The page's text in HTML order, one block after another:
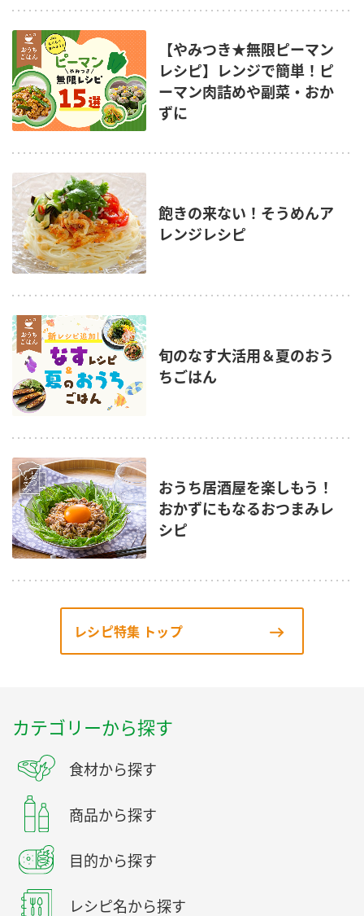
【やみつき★無限ピーマン
レシピ】レンジで簡単！ピ
ーマン肉詰めや副菜・おか
ずに
飽きの来ない！そうめんア
レンジレシピ
旬のなす大活用＆夏のおう
ちごはん
おうち居酒屋を楽しもう！
おかずにもなるおつまみレ
シピ
レシピ特集 トップ
カテゴリーから探す
食材から探す
商品から探す
目的から探す
レシピ名から探す